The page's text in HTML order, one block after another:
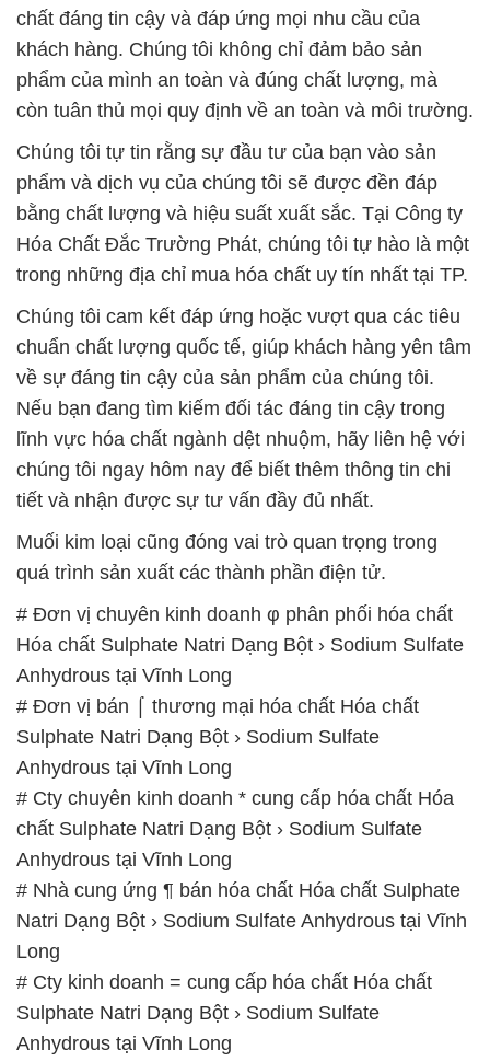
chất đáng tin cậy và đáp ứng mọi nhu cầu của
khách hàng. Chúng tôi không chỉ đảm bảo sản
phẩm của mình an toàn và đúng chất lượng, mà
còn tuân thủ mọi quy định về an toàn và môi trường.
Chúng tôi tự tin rằng sự đầu tư của bạn vào sản
phẩm và dịch vụ của chúng tôi sẽ được đền đáp
bằng chất lượng và hiệu suất xuất sắc. Tại Công ty
Hóa Chất Đắc Trường Phát, chúng tôi tự hào là một
trong những địa chỉ mua hóa chất uy tín nhất tại TP.
Chúng tôi cam kết đáp ứng hoặc vượt qua các tiêu
chuẩn chất lượng quốc tế, giúp khách hàng yên tâm
về sự đáng tin cậy của sản phẩm của chúng tôi.
Nếu bạn đang tìm kiếm đối tác đáng tin cậy trong
lĩnh vực hóa chất ngành dệt nhuộm, hãy liên hệ với
chúng tôi ngay hôm nay để biết thêm thông tin chi
tiết và nhận được sự tư vấn đầy đủ nhất.
Muối kim loại cũng đóng vai trò quan trọng trong
quá trình sản xuất các thành phần điện tử.
# Đơn vị chuyên kinh doanh φ phân phối hóa chất
Hóa chất Sulphate Natri Dạng Bột › Sodium Sulfate
Anhydrous tại Vĩnh Long
# Đơn vị bán ⌠ thương mại hóa chất Hóa chất
Sulphate Natri Dạng Bột › Sodium Sulfate
Anhydrous tại Vĩnh Long
# Cty chuyên kinh doanh * cung cấp hóa chất Hóa
chất Sulphate Natri Dạng Bột › Sodium Sulfate
Anhydrous tại Vĩnh Long
# Nhà cung ứng ¶ bán hóa chất Hóa chất Sulphate
Natri Dạng Bột › Sodium Sulfate Anhydrous tại Vĩnh
Long
# Cty kinh doanh = cung cấp hóa chất Hóa chất
Sulphate Natri Dạng Bột › Sodium Sulfate
Anhydrous tại Vĩnh Long